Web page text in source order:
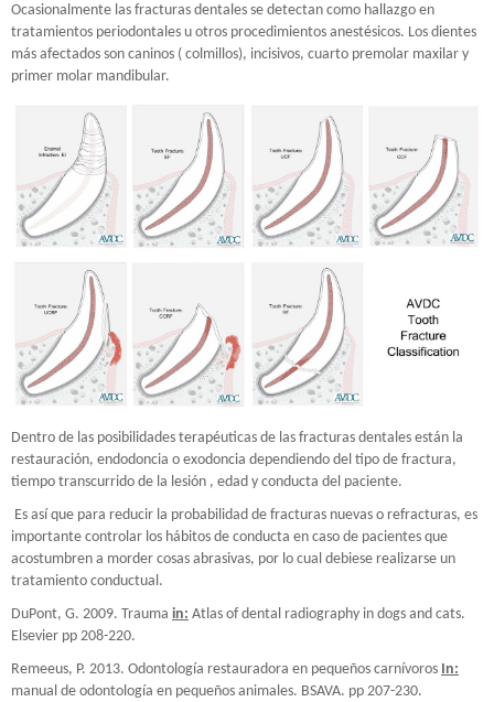
Ocasionalmente las fracturas dentales se detectan como hallazgo en
tratamientos periodontales u otros procedimientos anestésicos. Los dientes
más afectados son caninos ( colmillos), incisivos, cuarto premolar maxilar y
primer molar mandibular.
Dentro de las posibilidades terapéuticas de las fracturas dentales están la
restauración, endodoncia o exodoncia dependiendo del tipo de fractura,
tiempo transcurrido de la lesión , edad y conducta del paciente.
Es así que para reducir la probabilidad de fracturas nuevas o refracturas, es
importante controlar los hábitos de conducta en caso de pacientes que
acostumbren a morder cosas abrasivas, por lo cual debiese realizarse un
tratamiento conductual.
DuPont, G. 2009. Trauma in: Atlas of dental radiography in dogs and cats.
Elsevier pp 208-220.
Remeeus, P. 2013. Odontología restauradora en pequeños carnívoros In:
manual de odontología en pequeños animales. BSAVA. pp 207-230.